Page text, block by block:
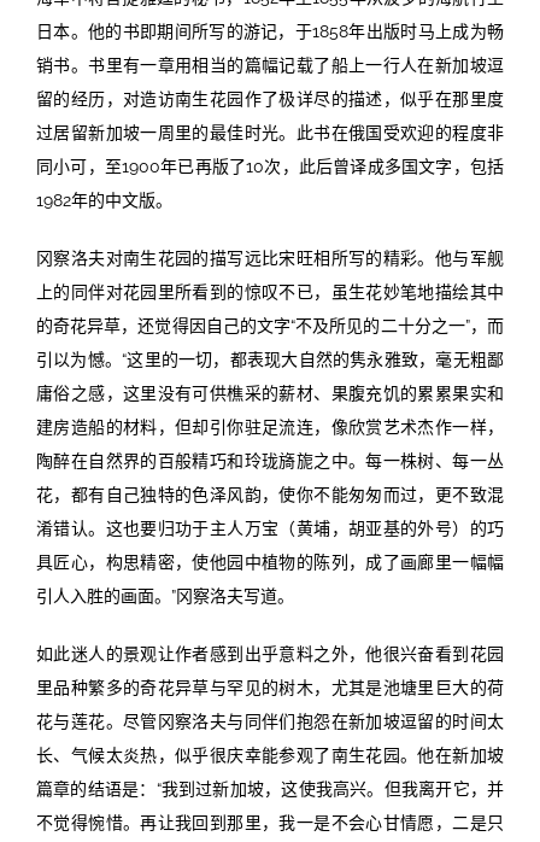
日本。他的书即期间所写的游记，于1858年出版时马上成为畅
销书。书里有一章用相当的篇幅记载了船上一行人在新加坡逗
留的经历，对造访南生花园作了极详尽的描述，似乎在那里度
过居留新加坡一周里的最佳时光。此书在俄国受欢迎的程度非
同小可，至1900年已再版了10次，此后曾译成多国文字，包括
1982年的中文版。
冈察洛夫对南生花园的描写远比宋旺相所写的精彩。他与军舰
上的同伴对花园里所看到的惊叹不已，虽生花妙笔地描绘其中
的奇花异草，还觉得因自己的文字“不及所见的二十分之一”，而
引以为憾。“这里的一切，都表现大自然的隽永雅致，毫无粗鄙
庸俗之感，这里没有可供樵采的薪材、果腹充饥的累累果实和
建房造船的材料，但却引你驻足流连，像欣赏艺术杰作一样，
陶醉在自然界的百般精巧和玲珑旖旎之中。每一株树、每一丛
花，都有自己独特的色泽风韵，使你不能匆匆而过，更不致混
淆错认。这也要归功于主人万宝（黄埔，胡亚基的外号）的巧
具匠心，构思精密，使他园中植物的陈列，成了画廊里一幅幅
引人入胜的画面。”冈察洛夫写道。
如此迷人的景观让作者感到出乎意料之外，他很兴奋看到花园
里品种繁多的奇花异草与罕见的树木，尤其是池塘里巨大的荷
花与莲花。尽管冈察洛夫与同伴们抱怨在新加坡逗留的时间太
长、气候太炎热，似乎很庆幸能参观了南生花园。他在新加坡
篇章的结语是：“我到过新加坡，这使我高兴。但我离开它，并
不觉得惋惜。再让我回到那里，我一是不会心甘情愿，二是只